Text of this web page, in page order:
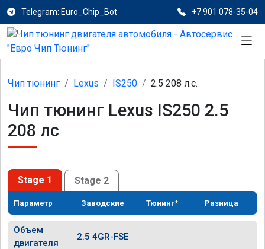
Telegram: Euro_Chip_Bot +7 901 078-35-04
Чип тюнинг Lexus IS250 2.5 208 л.с.
Чип тюнинг Lexus IS250 2.5
208 лс
Stage 1 Stage 2
Параметр Заводские Тюнинг* Разница
Объем
двигателя
2.5 4GR-FSE